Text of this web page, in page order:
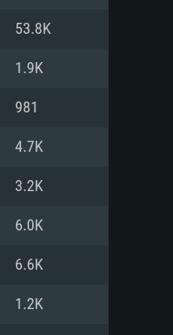
이상
Nvidia
않습니
트)
래픽 드라
라이버를
사양 지원
53.8K
1.9K
981
4.7K
3.2K
6.0K
6.6K
1.2K